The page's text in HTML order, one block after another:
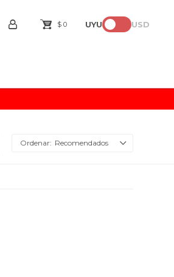
$ 0 UYU USD
Recomendados